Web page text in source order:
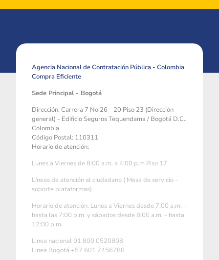
Agencia Nacional de Contratación Pública - Colombia
Compra Eficiente
Sede Principal - Bogotá
Dirección: Carrera 7 No 26 - 20 Piso 23 (Dirección
general) - Edificio Seguros Tequendama / Bogotá D.C.,
Colombia
Código Postal: 110311
Horario de atención:
Lunes a Viernes de 8:00 a.m. a 4:00 p.m Piso 17
Líneas de atención al ciudadano ( Mesa de servicio -
soporte plataformas)
Horario de atención: Lunes a Viernes desde 7:00 a.m. –
hasta las 7:00 p.m. y sábados desde 8:00 a.m. - hasta
12:00 p.m.
Linea nacional 01 800 0520808
Linea Bogotá +57 601 7456788